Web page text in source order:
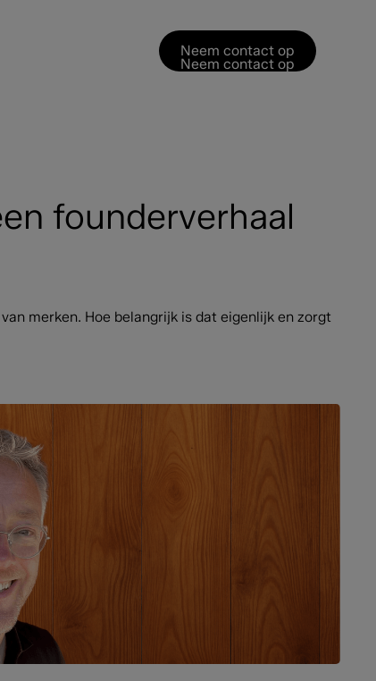
Neem contact op
Neem contact op
founderverhaal
merken. Hoe belangrijk is dat eigenlijk en zorgt